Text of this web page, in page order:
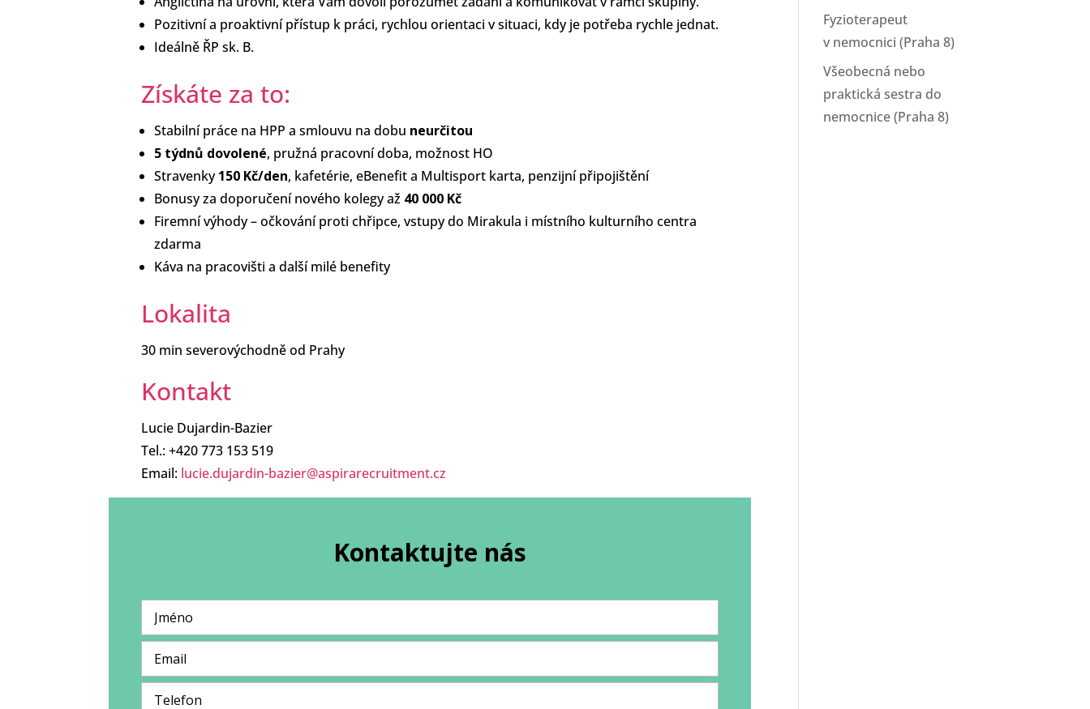
Pozitivní a proaktivní přístup k práci, rychlou orientaci v situaci, kdy je potřeba rychle jednat.
Ideálně ŘP sk. B.
Získáte za to:
Stabilní práce na HPP a smlouvu na dobu neurčitou
5 týdnů dovolené, pružná pracovní doba, možnost HO
Stravenky150 Kč/den, kafetérie, eBenefit a Multisport karta, penzijní připojištění
Bonusy za doporučení nového kolegy až 40 000 Kč
Firemní výhody – očkování proti chřipce, vstupy do Mirakula i místního kulturního centra
zdarma
Káva na pracovišti a další milé benefity
Lokalita
30 min severovýchodně od Prahy
Kontakt
Lucie Dujardin-Bazier
Tel.: +420 773 153 519
Email: lucie.dujardin-bazier@aspirarecruitment.cz
Kontaktujte nás
Fyzioterapeut
v nemocnici (Praha 8)
Všeobecná nebo
praktická sestra do
nemocnice (Praha 8)